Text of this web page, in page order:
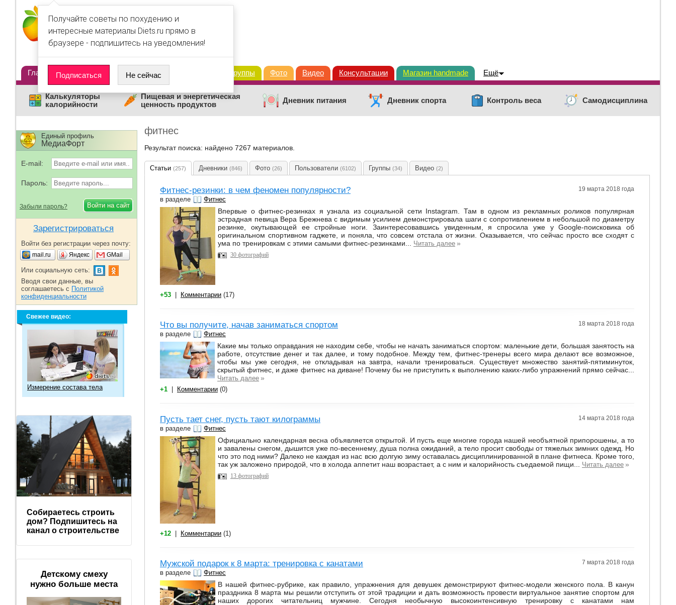
Главная Диеты Статьи Дневники Группы Фото Видео Консультации Магазин handmade Ещё
Калькуляторы
калорийности
Пищевая и энергетическая
ценность продуктов
Дневник питания Дневник спорта Контроль веса Самодисциплина
фитнес
Результат поиска: найдено 7267 материалов.
Статьи (257) Дневники (846) Фото (26) Пользователи (6102) Группы (34) Видео (2)
Фитнес-резинки: в чем феномен популярности?
в разделе Фитнес
19 марта 2018 года
Впервые о фитнес-резинках я узнала из социальной сети Instagram. Там в одном из рекламных роликов популярная
эстрадная певица Вера Брежнева с видимым усилием демонстрировала шаги с сопротивлением в небольшой по диаметру
резинке, окутывающей ее стройные ноги. Заинтересовавшись увиденным, я спросила уже у Google-поисковика об
оригинальном спортивном гаджете, и поняла, что совсем отстала от жизни. Оказывается, что сейчас просто все сходят с
ума по тренировкам с этими самыми фитнес-резинками... Читать далее »
30 фотографий
+53 Комментарии (17)
Что вы получите, начав заниматься спортом
в разделе Фитнес
18 марта 2018 года
Какие мы только оправдания не находим себе, чтобы не начать заниматься спортом: маленькие дети, большая занятость на
работе, отсутствие денег и так далее, и тому подобное. Между тем, фитнес-тренеры всего мира делают все возможное,
чтобы мы уже сегодня, не откладывая на завтра, начали тренироваться. Существует множество занятий-пятиминуток,
скрытый фитнес, и даже фитнес на диване! Почему бы не приступить к выполнению каких-либо упражнений прямо сейчас...
Читать далее »
+1 Комментарии (0)
Пусть тает снег, пусть тают килограммы
в разделе Фитнес
14 марта 2018 года
Официально календарная весна объявляется открытой. И пусть еще многие города нашей необъятной припорошены, а то
и завалены снегом, дышится уже по-весеннему, душа полна ожиданий, а тело просит свободы от тяжелых зимних одежд. Но
что это под ними? Далеко не каждая из нас всю долгую зиму оставалась дисциплинированной в плане фитнеса. Кроме того,
так уж заложено природой, что в холода аппетит наш возрастает, а с ним и калорийность съедаемой пищи... Читать далее »
13 фотографий
+12 Комментарии (1)
Мужской подарок к 8 марта: тренировка с канатами
в разделе Фитнес
7 марта 2018 года
В нашей фитнес-рубрике, как правило, упражнения для девушек демонстрируют фитнес-модели женского пола. В канун
праздника 8 марта мы решили отступить от этой традиции и дать возможность провести виртуальное занятие спортом для
наших дорогих читательниц мужчине. Сегодня необычную высокоинтенсивную тренировку с канатами нам
Единый профиль
МедиаФорт
E-mail:
Пароль:
Забыли пароль?
Зарегистрироваться
Войти без регистрации через почту:
mail.ru Яндекс GMail
Или социальную сеть:
Вводя свои данные, вы
соглашаетесь с Политикой
конфиденциальности
Свежее видео:
Измерение состава тела
Собираетесь строить
дом? Подпишитесь на
канал о строительстве
Детскому смеху
нужно больше места
Получайте советы по похудению и
интересные материалы Diets.ru прямо в
браузере - подпишитесь на уведомления!
Подписаться Не сейчас